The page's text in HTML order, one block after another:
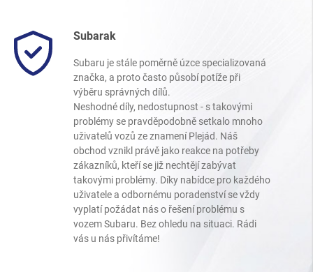
Subarak
Subaru je stále poměrně úzce specializovaná
značka, a proto často působí potíže při
výběru správných dílů.
Neshodné díly, nedostupnost - s takovými
problémy se pravděpodobně setkalo mnoho
uživatelů vozů ze znamení Plejád. Náš
obchod vznikl právě jako reakce na potřeby
zákazníků, kteří se již nechtějí zabývat
takovými problémy. Díky nabídce pro každého
uživatele a odbornému poradenství se vždy
vyplatí požádat nás o řešení problému s
vozem Subaru. Bez ohledu na situaci. Rádi
vás u nás přivítáme!